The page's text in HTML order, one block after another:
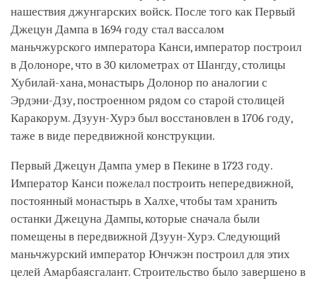
нашествия джунгарских войск. После того как Первый
Джецун Дампа в 1694 году стал вассалом
маньчжурского императора Канси, император построил
в Долоноре, что в 30 километрах от Шангду, столицы
Хубилай-хана, монастырь Долонор по аналогии с
Эрдэни-Дзу, построенном рядом со старой столицей
Каракорум. Дзуун-Хурэ был восстановлен в 1706 году,
таже в виде передвижной конструкции.
Первый Джецун Дампа умер в Пекине в 1723 году.
Император Канси пожелал построить непередвижной,
постоянный монастырь в Халхе, чтобы там хранить
останки Джецуна Дампы, которые сначала были
помещены в передвижной Дзуун-Хурэ. Следующий
маньчжурский император Юнчжэн построил для этих
целей Амарбаясгалант. Строительство было завершено в